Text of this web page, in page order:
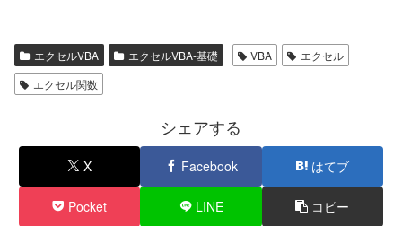
エクセルVBA エクセルVBA-基礎 VBA
エクセル
エクセル関数
シェアする
X Facebook はてブ
Pocket LINE コピー